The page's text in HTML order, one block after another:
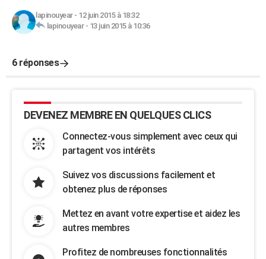
lapinouyear- 12 juin 2015 à 18:32
lapinouyear- 13 juin 2015 à 10:36
6 réponses
DEVENEZ MEMBRE EN QUELQUES CLICS
Connectez-vous simplement avec ceux qui
partagent vos intérêts
Suivez vos discussions facilement et
obtenez plus de réponses
Mettez en avant votre expertise et aidez les
autres membres
Profitez de nombreuses fonctionnalités